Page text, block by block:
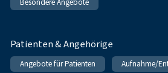
Besondere Angebote
Patienten & Angehörige
Angebote für Patienten Aufnahme/